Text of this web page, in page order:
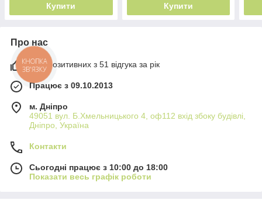
Купити Купити
Про нас
98% позитивних з 51 відгука за рік
Працює з 09.10.2013
м. Дніпро
49051 вул. Б.Хмельницького 4, оф112 вхід збоку будівлі,
Дніпро, Україна
Контакти
Сьогодні працює з 10:00 до 18:00
Показати весь графік роботи
КНОПКА
ЗВ'ЯЗКУ